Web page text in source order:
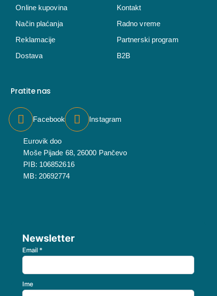
Online kupovina
Način plaćanja
Reklamacije
Dostava
Kontakt
Radno vreme
Partnerski program
B2B
Pratite nas
Facebook Instagram
Eurovik doo
Moše Pijade 68, 26000 Pančevo
PIB: 106852616
MB: 20692774